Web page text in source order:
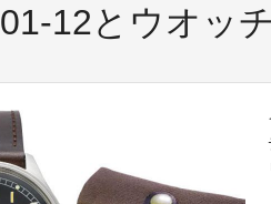
12とウオッ